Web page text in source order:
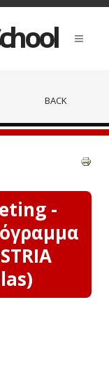
BACK
-